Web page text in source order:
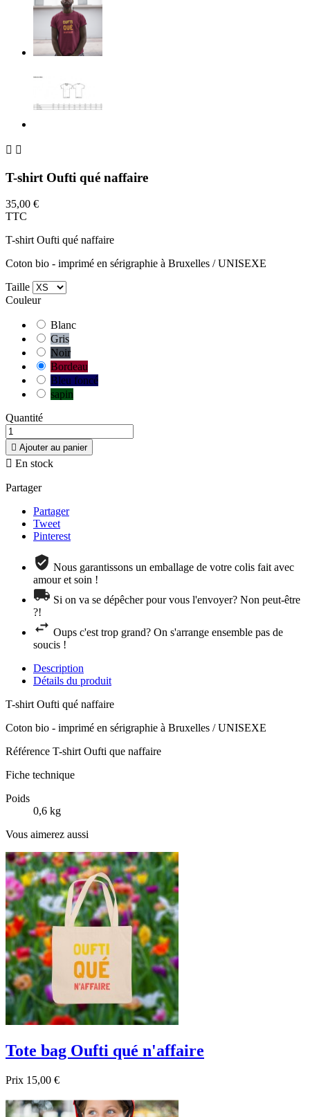
 
T-shirt Oufti qué naffaire
35,00 €
TTC
T-shirt Oufti qué naffaire
Coton bio - imprimé en sérigraphie à Bruxelles / UNISEXE
Taille
Couleur
Blanc
Gris
Noir
Bordeau
Bleu foncé
sapin
Quantité
 Ajouter au panier
 En stock
Partager
Partager
Tweet
Pinterest
Nous garantissons un emballage de votre colis fait avec
amour et soin !
Si on va se dépêcher pour vous l'envoyer? Non peut-être
?!
Oups c'est trop grand? On s'arrange ensemble pas de
soucis !
Description
Détails du produit
T-shirt Oufti qué naffaire
Coton bio - imprimé en sérigraphie à Bruxelles / UNISEXE
Référence T-shirt Oufti que naffaire
Fiche technique
Poids
0,6 kg
Vous aimerez aussi
Tote bag Oufti qué n'affaire
Prix 15,00 €